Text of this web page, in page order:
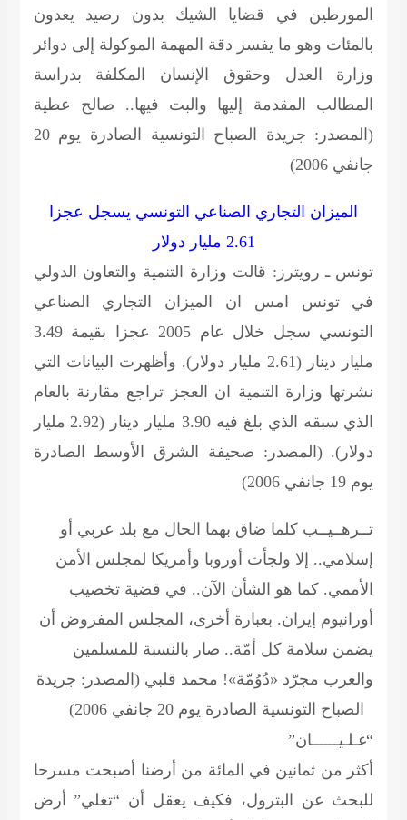
المورطين في قضايا الشيك بدون رصيد يعدون
بالمئات وهو ما يفسر دقة المهمة الموكولة إلى دوائر
وزارة العدل وحقوق الإنسان المكلفة بدراسة
المطالب المقدمة إليها والبت فيها.. صالح عطية
(المصدر: جريدة الصباح التونسية الصادرة يوم 20
جانفي 2006)
الميزان التجاري الصناعي التونسي يسجل عجزا
2.61 مليار دولار
تونس ـ رويترز: قالت وزارة التنمية والتعاون الدولي
في تونس امس ان الميزان التجاري الصناعي
التونسي سجل خلال عام 2005 عجزا بقيمة 3.49
مليار دينار (2.61 مليار دولار). وأظهرت البيانات التي
نشرتها وزارة التنمية ان العجز تراجع مقارنة بالعام
الذي سبقه الذي بلغ فيه 3.90 مليار دينار (2.92 مليار
دولار).(المصدر: صحيفة الشرق الأوسط الصادرة
يوم 19 جانفي 2006)
تــرهــيــب كلما ضاق بهما الحال مع بلد عربي أو
إسلامي.. إلا ولجأت أوروبا وأمريكا لمجلس الأمن
الأممي. كما هو الشأن الآن.. في قضية تخصيب
أورانيوم إيران. بعبارة أخرى، المجلس المفروض أن
يضمن سلامة كل أمّة.. صار بالنسبة للمسلمين
والعرب مجرّد «دُوُمّة»! محمد قلبي (المصدر: جريدة
الصباح التونسية الصادرة يوم 20 جانفي 2006)
“غـلـيــــــان”
أكثر من ثمانين في المائة من أرضنا أصبحت مسرحا
للبحث عن البترول، فكيف يعقل أن “تغلي” أرض